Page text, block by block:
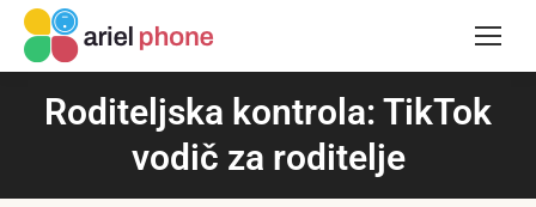
Roditeljska kontrola: TikTok
vodič za roditelje